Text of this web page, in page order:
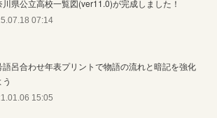
川県公立高校一覧図(ver11.0)が完成しました！
07:14
語呂合わせ年表プリントで物語の流れと暗記を強化
う
15:05